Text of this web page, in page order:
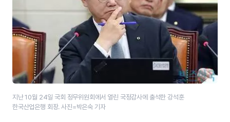
지난 10월 24일 국회 정무위원회에서 열린 국정감사에 출석한 강석훈
한국산업은행 회장. 사진=박은숙 기자